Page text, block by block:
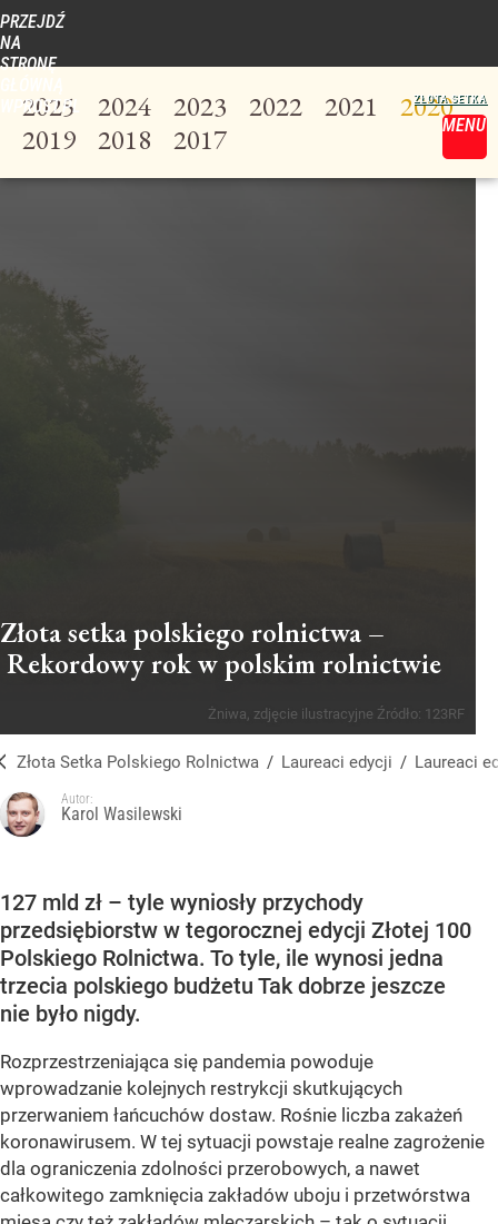
PRZEJDŹ
NA
STRONĘ
WPROST.PL
MENU
2025 2024 2023 2022 2021
2020
2019
2018 2017
Złota setka polskiego rolnictwa –
Rekordowy rok w polskim rolnictwie
Żniwa, zdjęcie ilustracyjne Źródło: 123RF
Złota Setka Polskiego Rolnictwa / Laureaci edycji / Laureaci
Autor:
Karol Wasilewski
127 mld zł – tyle wyniosły przychody
przedsiębiorstw w tegorocznej edycji Złotej 100
Polskiego Rolnictwa. To tyle, ile wynosi jedna
trzecia polskiego budżetu Tak dobrze jeszcze
nie było nigdy.
Rozprzestrzeniająca się pandemia powoduje
wprowadzanie kolejnych restrykcji skutkujących
przerwaniem łańcuchów dostaw. Rośnie liczba zakażeń
koronawirusem. W tej sytuacji powstaje realne zagrożenie
dla ograniczenia zdolności przerobowych, a nawet
całkowitego zamknięcia zakładów uboju i przetwórstwa